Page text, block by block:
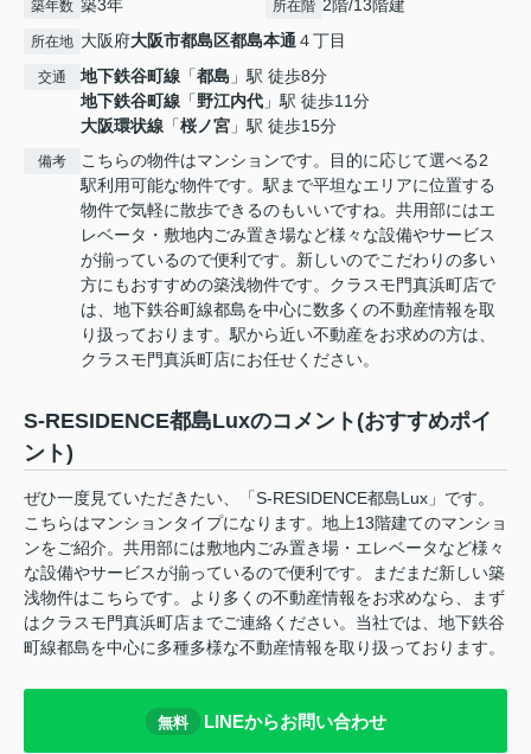
築年数 築3年 所在階 2階/13階建
所在地 大阪府大阪市都島区都島本通４丁目
交通 地下鉄谷町線 「都島 」駅 徒歩8分
地下鉄谷町線 「野江内代 」駅 徒歩11分
大阪環状線 「桜ノ宮 」駅 徒歩15分
備考
こちらの物件はマンションです。目的に応じて選べる2
駅利用可能な物件です。駅まで平坦なエリアに位置する
物件で気軽に散歩できるのもいいですね。共用部にはエ
レベータ・敷地内ごみ置き場など様々な設備やサービス
が揃っているので便利です。新しいのでこだわりの多い
方にもおすすめの築浅物件です。クラスモ門真浜町店で
は、地下鉄谷町線都島を中心に数多くの不動産情報を取
り扱っております。駅から近い不動産をお求めの方は、
クラスモ門真浜町店にお任せください。
S-RESIDENCE都島Luxのコメント(おすすめポイ
ント)
ぜひ一度見ていただきたい、「S-RESIDENCE都島Lux」です。
こちらはマンションタイプになります。地上13階建てのマンショ
ンをご紹介。共用部には敷地内ごみ置き場・エレベータなど様々
な設備やサービスが揃っているので便利です。まだまだ新しい築
浅物件はこちらです。より多くの不動産情報をお求めなら、まず
はクラスモ門真浜町店までご連絡ください。当社では、地下鉄谷
町線都島を中心に多種多様な不動産情報を取り扱っております。
無料 LINEからお問い合わせ